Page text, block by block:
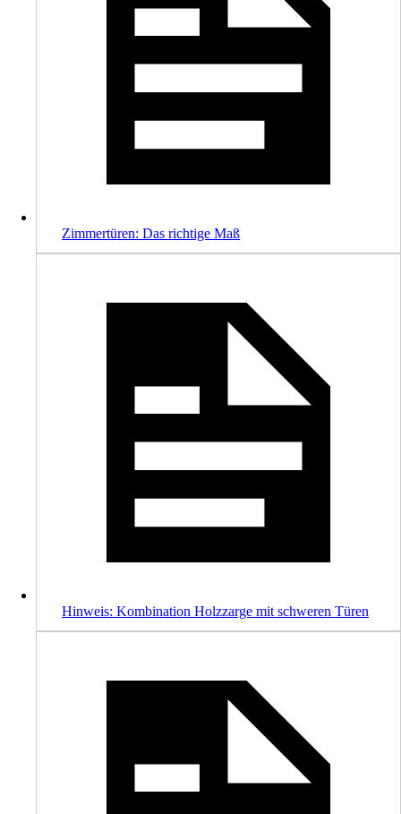
Zimmertüren: Das richtige Maß
Hinweis: Kombination Holzzarge mit schweren Türen